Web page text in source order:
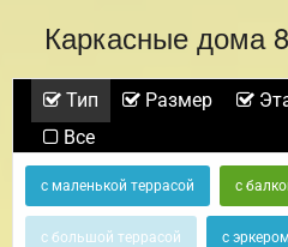
Каркасные дома
Тип Размер
Все
с маленькой террасой с
с большой террасой с эркером